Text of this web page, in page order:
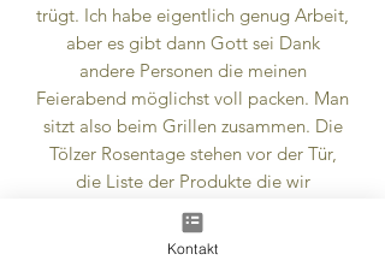
trügt. Ich habe eigentlich genug Arbeit,
aber es gibt dann Gott sei Dank
andere Personen die meinen
Feierabend möglichst voll packen. Man
sitzt also beim Grillen zusammen. Die
Tölzer Rosentage stehen vor der Tür,
die Liste der Produkte die wir
mitnehmen, steht längst fest. Wir
erzählen von der Liste und sehen auf
Abmessungen & Gewicht:
Kontakt